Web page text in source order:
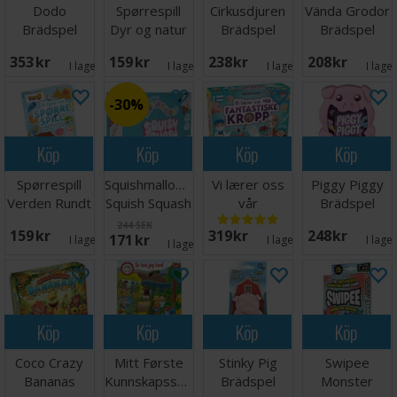
Dodo
Brädspel
353 SEK I lager:
Spørrespill
Dyr og natur
159 SEK I lager: 3
Cirkusdjuren
Brädspel
238 SEK I lager: 5
Vända Grodor
Brädspel
208 SEK I
Köp
Spørrespill
Verden Rundt
159 SEK I lager: 5
Köp
30%
Squishmallows
Squish Squash
Brettspill
244 SEK
171 SEK I lager: 5
Köp
Vi lærer oss
vår
fantastiske
kropp
319 SEK I lager: 4
Köp
Piggy Piggy
Brädspel
248 SEK I
Köp
Coco Crazy
Bananas
Köp
Mitt Første
Kunnskapsspill
Köp
Stinky Pig
Brädspel
Köp
Swipee
Monster